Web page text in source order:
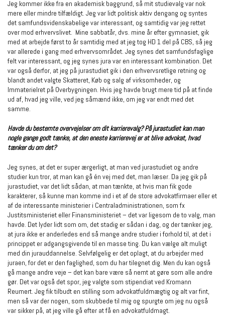
Jeg kommer ikke fra en akademisk baggrund, så mit studievalg var nok
mere eller mindre tilfældigt. Jeg var lidt politisk aktiv dengang og syntes
det samfundsvidenskabelige var interessant, og samtidig var jeg rettet
over mod erhvervslivet. Mine sabbatår, dvs. mine år efter gymnasiet, gik
med at arbejde først to år samtidig med at jeg tog HD 1 del på CBS, så jeg
var allerede i gang med erhvervsområdet. Jeg synes det samfundsfaglige
felt var interessant, og jeg synes jura var en interessant kombination. Det
var også derfor, at jeg på jurastudiet gik i den erhvervsretlige retning og
blandt andet valgte Skatteret, Køb og salg af virksomheder, og
Immaterielret på Overbygningen. Hvis jeg havde brugt mere tid på at finde
ud af, hvad jeg ville, ved jeg såmænd ikke, om jeg var endt med det
samme.
Havde du bestemte overvejelser om dit karrierevalg? På jurastudiet kan man
nogle gange godt tænke, at den eneste karrierevej er at blive advokat, hvad
tænker du om det?
Jeg synes, at det er super ærgerligt, at man ved jurastudiet og andre
studier kun tror, at man kan gå én vej med det, man læser. Da jeg gik på
jurastudiet, var det lidt sådan, at man tænkte, at hvis man fik gode
karakterer, så kunne man komme ind i et af de store advokatfirmaer eller et
af de interessante ministerier i Centraladministrationen, som fx
Justitsministeriet eller Finansministeriet – det var ligesom de to valg, man
havde. Det lyder lidt som om, det stadig er sådan i dag, og der tænker jeg,
at jura ikke er anderledes end så mange andre studier i forhold til, at det i
princippet er adgangsgivende til en masse ting. Du kan vælge alt muligt
med din jurauddannelse. Selvfølgelig er det oplagt, at du arbejder med
juraen, for det er den faglighed, som du har tilegnet dig. Men du kan også
gå mange andre veje – det kan bare være så nemt at gøre som alle andre
gør. Det var også det spor, jeg valgte som stipendiat ved Kromann
Reumert. Jeg fik tilbudt en stilling som advokatfuldmægtig og alt var fint,
men så var der nogen, som skubbede til mig og spurgte om jeg nu også
var sikker på, at jeg ville gå efter at få en advokatfuldmagt.